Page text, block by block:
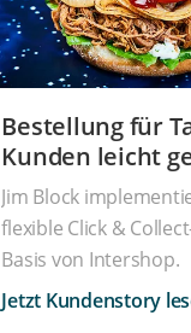
Bestellung für
Kunden leicht
Jim Block
flexible Click &
Basis von Intershop.
Jetzt Kundenstory